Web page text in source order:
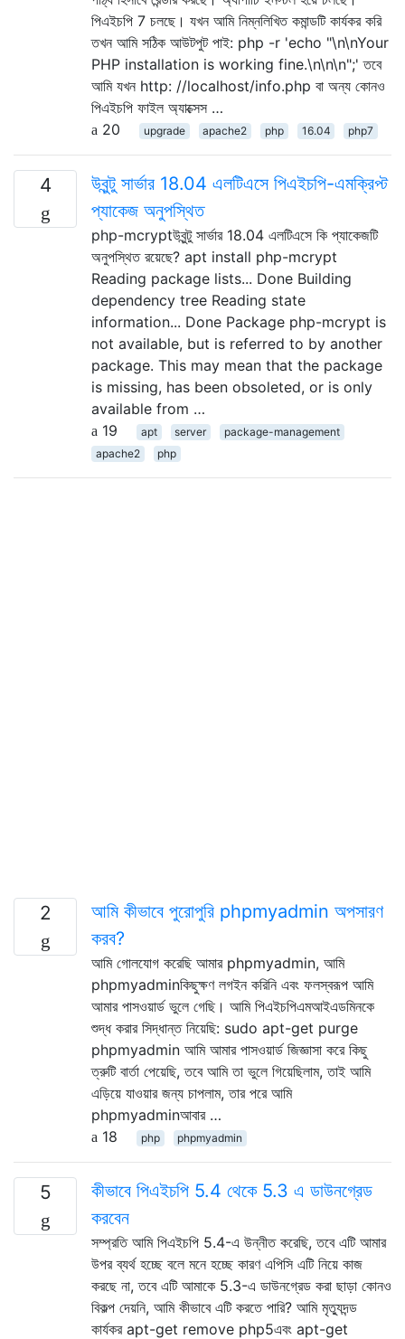
পিএইচপি 7 চলছে। যখন আমি নিম্নলিখিত কমান্ডটি কার্যকর করি
তখন আমি সঠিক আউটপুট পাই: php -r 'echo "\n\nYour
PHP installation is working fine.\n\n\n";' তবে
আমি যখন http: //localhost/info.php বা অন্য কোনও
পিএইচপি ফাইল অ্যাক্সেস …
20
upgrade apache2 php 16.04 php7
4
উবুন্টু সার্ভার 18.04 এলটিএসে পিএইচপি-এমক্রিপ্ট
প্যাকেজ অনুপস্থিত
php-mcryptউবুন্টু সার্ভার 18.04 এলটিএসে কি প্যাকেজটি
অনুপস্থিত রয়েছে? apt install php-mcrypt
Reading package lists... Done Building
dependency tree Reading state
information... Done Package php-mcrypt is
not available, but is referred to by another
package. This may mean that the package
is missing, has been obsoleted, or is only
available from …
19
apt server
package-management
apache2
php
2
আমি কীভাবে পুরোপুরি phpmyadmin অপসারণ
করব?
আমি গোলযোগ করেছি আমার phpmyadmin, আমি
phpmyadminকিছুক্ষণ লগইন করিনি এবং ফলস্বরূপ আমি
আমার পাসওয়ার্ড ভুলে গেছি। আমি পিএইচপিএমআইএডমিনকে
শুদ্ধ করার সিদ্ধান্ত নিয়েছি: sudo apt-get purge
phpmyadmin আমি আমার পাসওয়ার্ড জিজ্ঞাসা করে কিছু
ত্রুটি বার্তা পেয়েছি, তবে আমি তা ভুলে গিয়েছিলাম, তাই আমি
এড়িয়ে যাওয়ার জন্য চাপলাম, তার পরে আমি
phpmyadminআবার …
18
php phpmyadmin
5
কীভাবে পিএইচপি 5.4 থেকে 5.3 এ ডাউনগ্রেড
করবেন
সম্প্রতি আমি পিএইচপি 5.4-এ উন্নীত করেছি, তবে এটি আমার
উপর ব্যর্থ হচ্ছে বলে মনে হচ্ছে কারণ এপিসি এটি নিয়ে কাজ
করছে না, তবে এটি আমাকে 5.3-এ ডাউনগ্রেড করা ছাড়া কোনও
বিকল্প দেয়নি, আমি কীভাবে এটি করতে পারি? আমি মৃত্যুদন্ড
কার্যকর apt-get remove php5এবং apt-get